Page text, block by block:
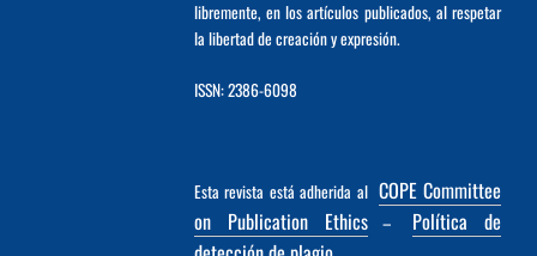
libremente, en los artículos publicados, al respetar
la libertad de creación y expresión.
ISSN: 2386-6098
Esta revista está adherida al COPE Committee
on Publication Ethics–
Política de